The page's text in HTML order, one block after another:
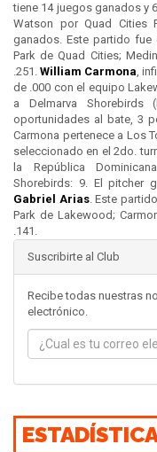
tiene 14 juegos ganados y
Watson por Quad Cities
ganados. Este partido fue
Park de Quad Cities;
.251. William Carmona,
de .000 con el equipo
a Delmarva
oportunidades al bate, 3
Carmona pertenece a Los
seleccionado en el 2do.
la República
Shorebirds: 9. El pitcher
Gabriel Arias. Este
Park de Lakewood;
.141.
Suscribirte al Club
Recibe todas nuestras
electrónico.